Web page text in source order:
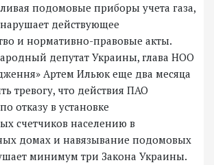
подомовые приборы учета газа,
действующее
и нормативно-правовые акты.
депутат Украины, глава НОО
Артем Ильюк еще два месяца
тревогу, что действия ПАО
отказу в установке
счетчиков населению в
домах и навязывание подомовых
минимум три Закона Украины.